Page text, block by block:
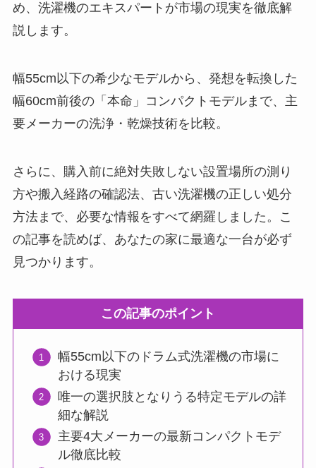
め、洗濯機のエキスパートが市場の現実を徹底解
説します。
幅55cm以下の希少なモデルから、発想を転換した
幅60cm前後の「本命」コンパクトモデルまで、主
要メーカーの洗浄・乾燥技術を比較。
さらに、購入前に絶対失敗しない設置場所の測り
方や搬入経路の確認法、古い洗濯機の正しい処分
方法まで、必要な情報をすべて網羅しました。こ
の記事を読めば、あなたの家に最適な一台が必ず
見つかります。
この記事のポイント
幅55cm以下のドラム式洗濯機の市場に
おける現実
唯一の選択肢となりうる特定モデルの詳
細な解説
主要4大メーカーの最新コンパクトモデ
ル徹底比較